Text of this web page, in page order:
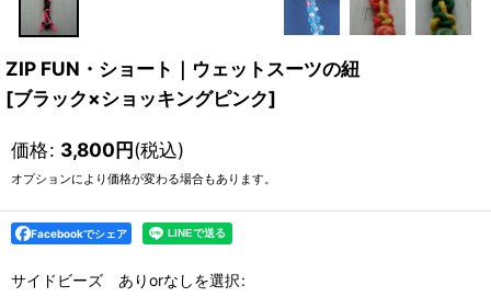
ZIP FUN・ショート｜ウェットスーツの紐
[ブラック×ショッキングピンク]
価格: 3,800円(税込)
オプションにより価格が変わる場合もあります。
Facebookでシェア
サイドビーズ ありorなしを選択: